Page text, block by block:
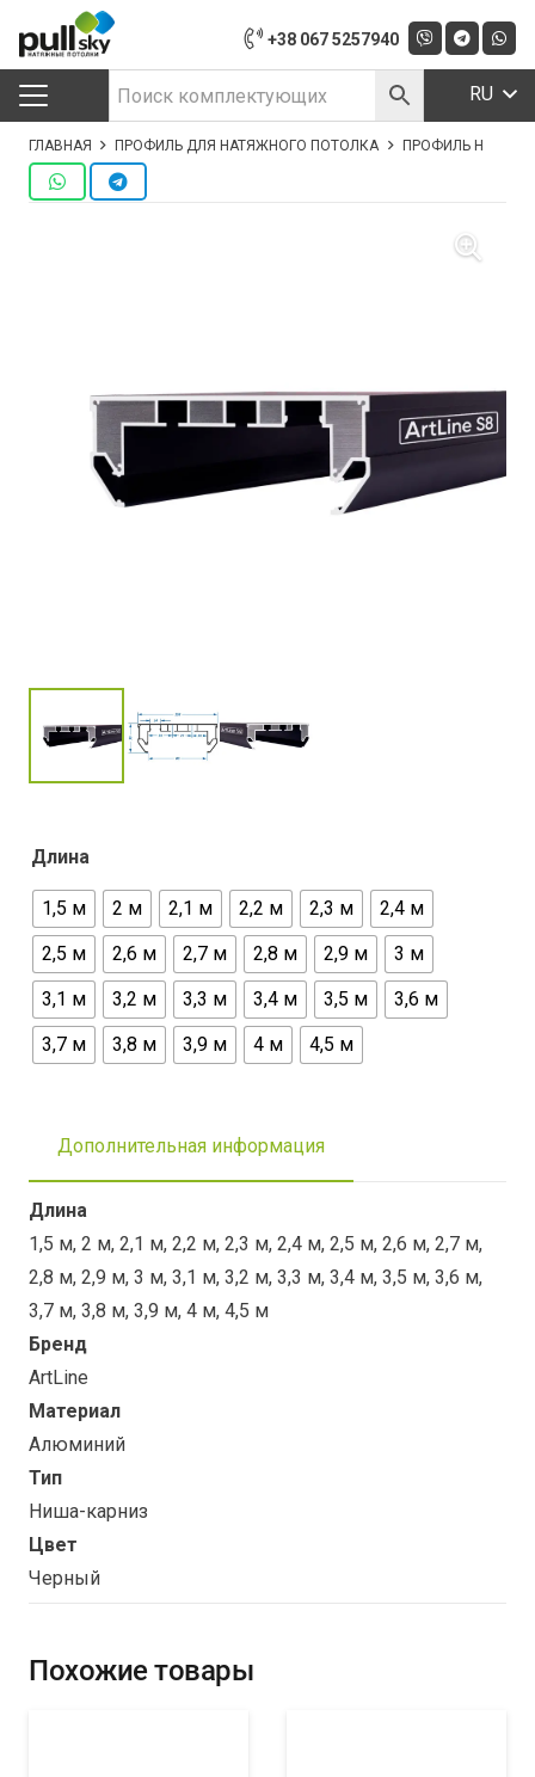
+38 067 5257940
RU
ГЛАВНАЯ ПРОФИЛЬ ДЛЯ НАТЯЖНОГО ПОТОЛКА ПРОФИЛЬ НИША-
Длина
1,5 м 2 м 2,1 м 2,2 м 2,3 м
2,4 м
2,5 м
2,6 м 2,7 м 2,8 м 2,9 м
3 м
3,1 м
3,2 м 3,3 м 3,4 м 3,5 м
3,6 м
3,7 м
3,8 м 3,9 м 4 м 4,5 м
Дополнительная информация
Длина
1,5 м, 2 м, 2,1 м, 2,2 м, 2,3 м, 2,4 м, 2,5 м, 2,6 м, 2,7 м,
2,8 м, 2,9 м, 3 м, 3,1 м, 3,2 м, 3,3 м, 3,4 м, 3,5 м, 3,6 м,
3,7 м, 3,8 м, 3,9 м, 4 м, 4,5 м
Бренд
ArtLine
Материал
Алюминий
Тип
Ниша-карниз
Цвет
Черный
Похожие товары